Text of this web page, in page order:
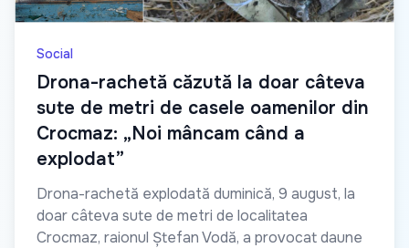
Social
Drona-rachetă căzută la doar câteva
sute de metri de casele oamenilor din
Crocmaz: „Noi mâncam când a
explodat”
Drona-rachetă explodată duminică, 9 august, la
doar câteva sute de metri de localitatea
Crocmaz, raionul Ștefan Vodă, a provocat daune